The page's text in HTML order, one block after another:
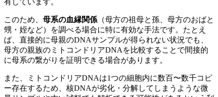
有しています。
このため、 母系の血縁関係（母方の祖母と孫、母方のおばと
甥・姪など）を調べる場合に特に有効な手法です。たとえ
ば、直接的に母親のDNAサンプルが得られない状況でも、
母方の親族のミトコンドリアDNAを比較することで間接的
に母系の繋がりを証明できる場合があります。
また、ミトコンドリアDNAは1つの細胞内に数百〜数千コピ
ー存在するため、核DNAが劣化・分解してしまうような微